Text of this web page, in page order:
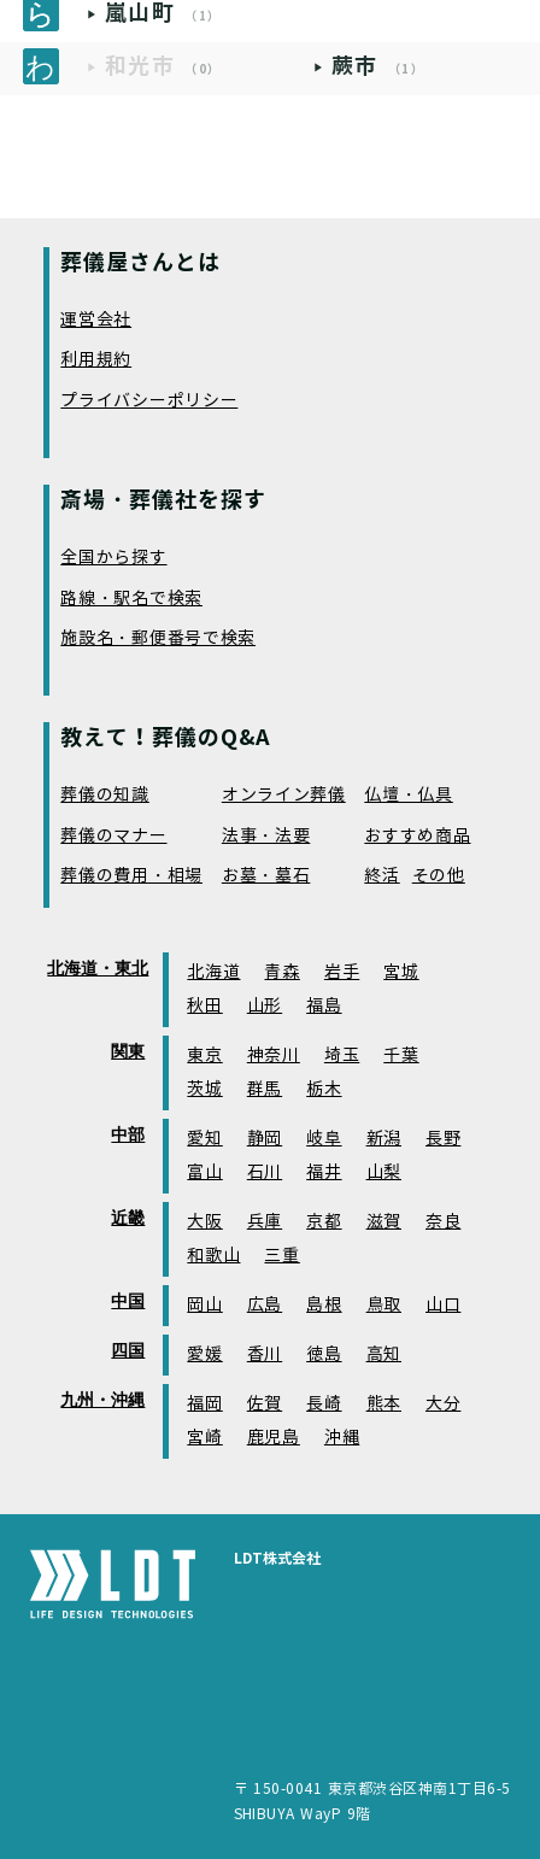
嵐山町 （1）
和光市 （0） 蕨市 （1）
葬儀屋さんとは
運営会社
利用規約
プライバシーポリシー
斎場・葬儀社を探す
全国から探す
路線・駅名で検索
施設名・郵便番号で検索
教えて！葬儀のQ&A
葬儀の知識 オンライン葬儀
仏壇・仏具
葬儀のマナー
法事・法要
おすすめ商品
葬儀の費用・相場
お墓・墓石 終活 その他
北海道・東北 北海道 青森 岩手
宮城
秋田
山形 福島
関東 東京 神奈川 埼玉
千葉
茨城
群馬 栃木
中部 愛知 静岡 岐阜 新潟
長野
富山
石川 福井 山梨
近畿 大阪 兵庫 京都 滋賀
奈良
和歌山
三重
中国 岡山 広島 島根 鳥取 山口
四国 愛媛 香川 徳島 高知
九州・沖縄 福岡 佐賀 長崎 熊本
大分
宮崎
鹿児島 沖縄
LDT株式会社
〒 150-0041 東京都渋谷区神南1丁目6-5
SHIBUYA WayP 9階